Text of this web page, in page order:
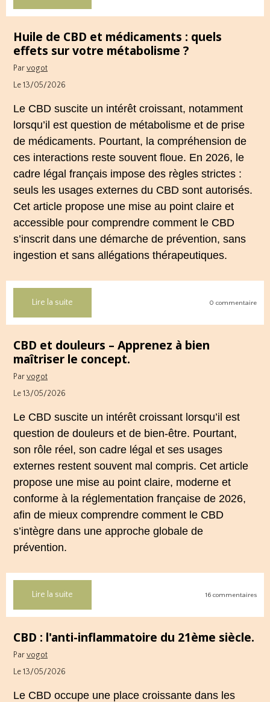
Huile de CBD et médicaments : quels
effets sur votre métabolisme ?
Parvogot
Le 13/05/2026
Le CBD suscite un intérêt croissant, notamment
lorsqu’il est question de métabolisme et de prise
de médicaments. Pourtant, la compréhension de
ces interactions reste souvent floue. En 2026, le
cadre légal français impose des règles strictes :
seuls les usages externes du CBD sont autorisés.
Cet article propose une mise au point claire et
accessible pour comprendre comment le CBD
s’inscrit dans une démarche de prévention, sans
ingestion et sans allégations thérapeutiques.
Lire la suite 0 commentaire
CBD et douleurs – Apprenez à bien
maîtriser le concept.
Parvogot
Le 13/05/2026
Le CBD suscite un intérêt croissant lorsqu’il est
question de douleurs et de bien‑être. Pourtant,
son rôle réel, son cadre légal et ses usages
externes restent souvent mal compris. Cet article
propose une mise au point claire, moderne et
conforme à la réglementation française de 2026,
afin de mieux comprendre comment le CBD
s’intègre dans une approche globale de
prévention.
Lire la suite 16 commentaires
CBD : l'anti-inflammatoire du 21ème siècle.
Parvogot
Le 13/05/2026
Le CBD occupe une place croissante dans les